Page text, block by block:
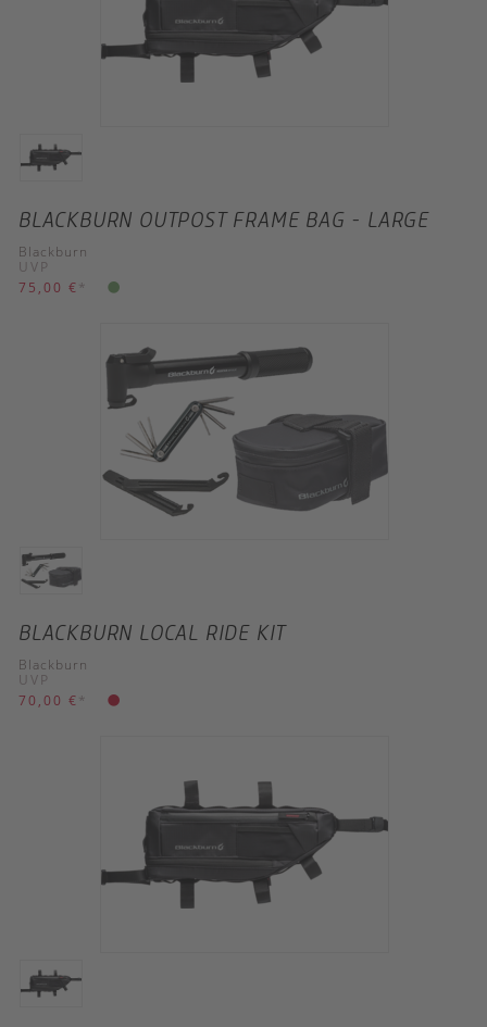
BLACKBURN OUTPOST FRAME BAG - LARGE
Blackburn
UVP
75,00 € *
BLACKBURN LOCAL RIDE KIT
Blackburn
UVP
70,00 € *